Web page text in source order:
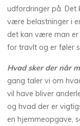
udfordringer på. Det
være belastninger i
det kan være man
for travlt og er føler
Hvad sker der når
gang taler vi om
vil have bliver
og hvad der er
en hjemmeopgave,